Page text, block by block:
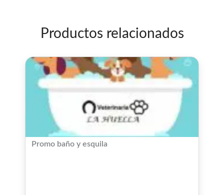
Productos relacionados
Promo baño y esquila